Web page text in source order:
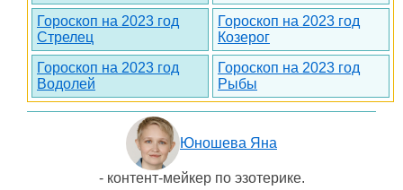
Гороскоп на 2023 год
Стрелец
Гороскоп на 2023 год
Козерог
Гороскоп на 2023 год
Водолей
Гороскоп на 2023 год
Рыбы
Юношева Яна
- контент-мейкер по эзотерике.